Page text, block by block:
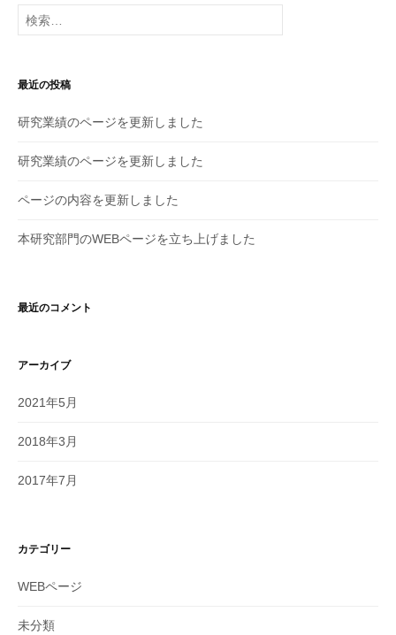
検
索:
最近の投稿
研究業績のページを更新しました
研究業績のページを更新しました
ページの内容を更新しました
本研究部門のWEBページを立ち上げました
最近のコメント
アーカイブ
2021年5月
2018年3月
2017年7月
カテゴリー
WEBページ
未分類